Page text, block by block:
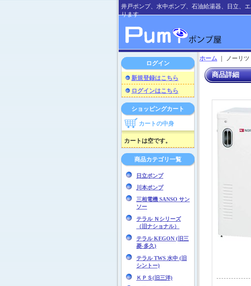
井戸ポンプ、水中ポンプ、石油給湯器、日立、
ります
ログイン
新規登録はこちら
ログインはこちら
ショッピングカート
カートの中身
カートは空です。
商品カテゴリ一覧
日立ポンプ
川本ポンプ
三相電機 SANSO サン
ソー
テラル Ｎシリーズ
（旧ナショナル）
テラル KEGON (旧三
菱-多久)
テラル TWS 水中 (旧
シントー)
ＫＰＳ(旧三洋)
ホーム ｜ ノーリツ
商品詳細